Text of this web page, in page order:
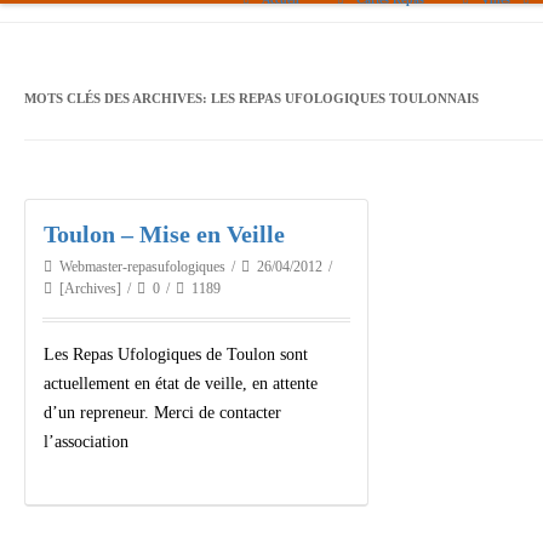
MOTS CLÉS DES ARCHIVES: LES REPAS UFOLOGIQUES TOULONNAIS
Toulon – Mise en Veille
Webmaster-repasufologiques
26/04/2012
[Archives]
0 1189
Les Repas Ufologiques de Toulon sont
actuellement en état de veille, en attente
d’un repreneur. Merci de contacter
l’association